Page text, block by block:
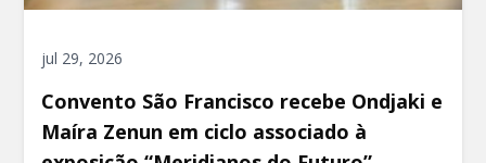
jul 29, 2026
Convento São Francisco recebe Ondjaki e
Maíra Zenun em ciclo associado à